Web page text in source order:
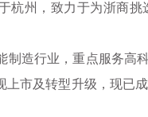
杭州，致力于为浙商
制造行业，重点服务高
上市及转型升级，现已